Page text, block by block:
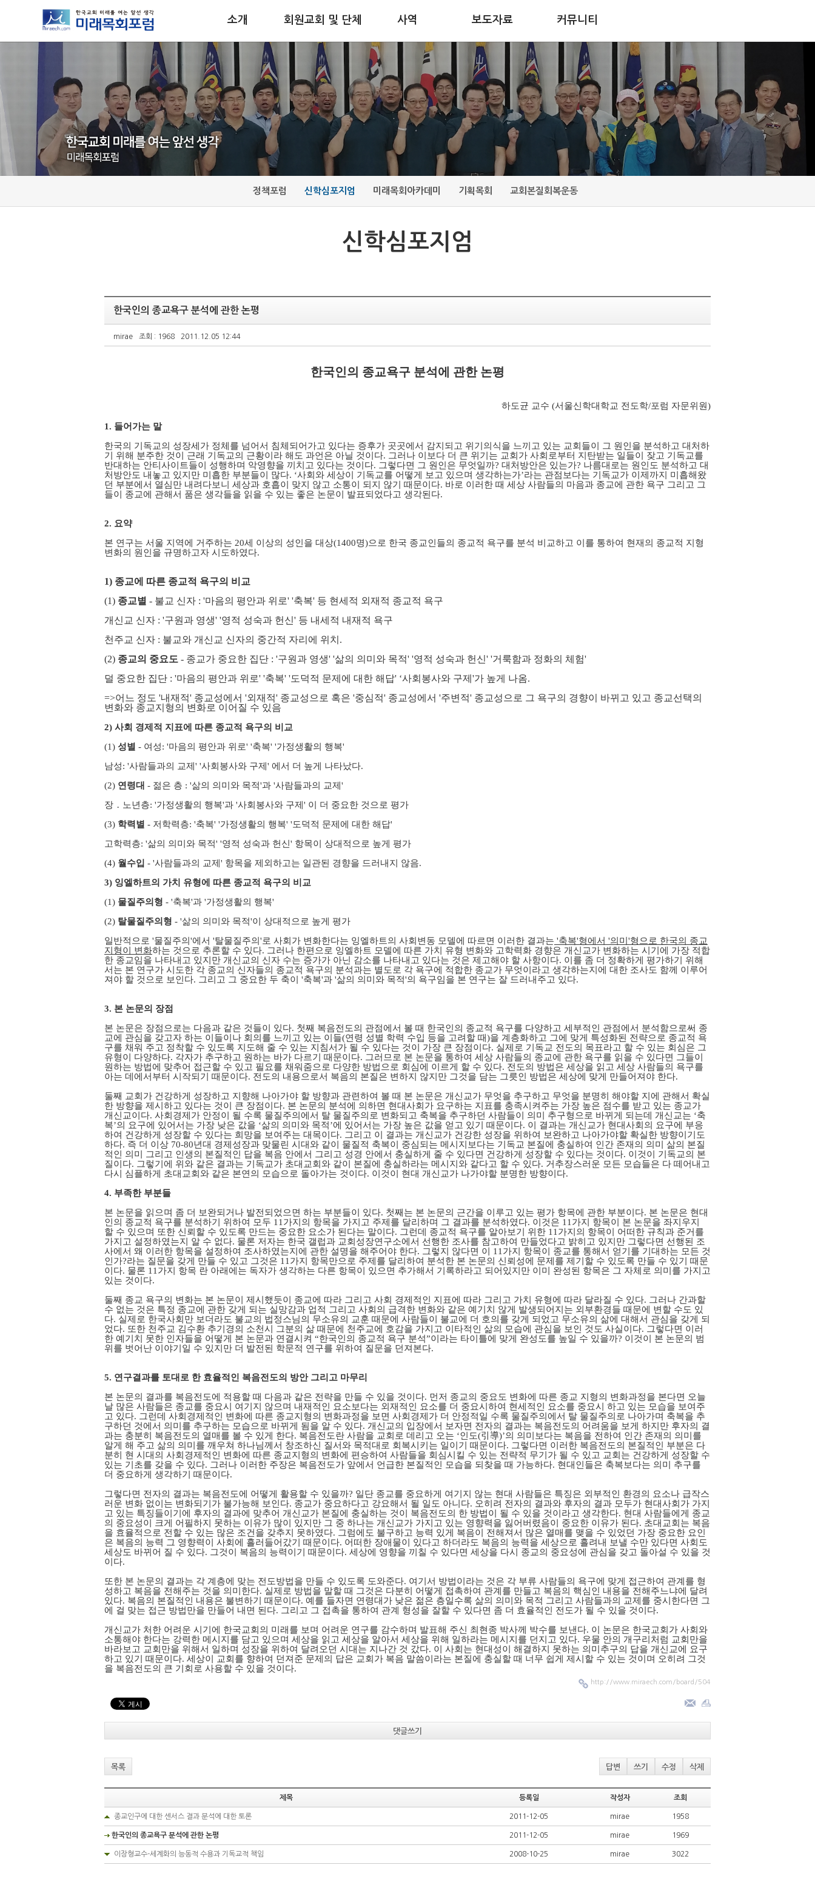
소개 회원교회 및 단체 사역 보도자료 커뮤니티
정책포럼 신학심포지엄 미래목회아카데미 기획목회 교회본질회복운동
신학심포지엄
한국인의 종교욕구 분석에 관한 논평
mirae 조회 : 1968 2011.12.05 12:44
한국인의 종교욕구 분석에 관한 논평
하도균 교수 (서울신학대학교 전도학/포럼 자문위원)
1. 들어가는 말
한국의 기독교의 성장세가 정체를 넘어서 침체되어가고 있다는 증후가 곳곳에서 감지되고 위기의식을 느끼고 있는 교회들이 그 원인을 분석하고 대처하
기 위해 분주한 것이 근래 기독교의 근황이라 해도 과언은 아닐 것이다. 그러나 이보다 더 큰 위기는 교회가 사회로부터 지탄받는 일들이 잦고 기독교를
반대하는 안티사이트들이 성행하며 악영향을 끼치고 있다는 것이다. 그렇다면 그 원인은 무엇일까? 대처방안은 있는가? 나름대로는 원인도 분석하고 대
처방안도 내놓고 있지만 미흡한 부분들이 많다. ‘사회와 세상이 기독교를 어떻게 보고 있으며 생각하는가’라는 관점보다는 기독교가 이제까지 미흡해왔
던 부분에서 열심만 내려다보니 세상과 호흡이 맞지 않고 소통이 되지 않기 때문이다. 바로 이러한 때 세상 사람들의 마음과 종교에 관한 욕구 그리고 그
들이 종교에 관해서 품은 생각들을 읽을 수 있는 좋은 논문이 발표되었다고 생각된다.
2. 요약
본 연구는 서울 지역에 거주하는 20세 이상의 성인을 대상(1400명)으로 한국 종교인들의 종교적 욕구를 분석 비교하고 이를 통하여 현재의 종교적 지형
변화의 원인을 규명하고자 시도하였다.
1) 종교에 따른 종교적 욕구의 비교
(1) 종교별 - 불교 신자 : '마음의 평안과 위로' '축복' 등 현세적 외재적 종교적 욕구
개신교 신자 : '구원과 영생' '영적 성숙과 헌신' 등 내세적 내재적 욕구
천주교 신자 : 불교와 개신교 신자의 중간적 자리에 위치.
(2) 종교의 중요도 - 종교가 중요한 집단 : '구원과 영생' '삶의 의미와 목적' '영적 성숙과 헌신' '거룩함과 정화의 체험'
덜 중요한 집단 : '마음의 평안과 위로' '축복' '도덕적 문제에 대한 해답' ‘사회봉사와 구제'가 높게 나옴.
=>어느 정도 '내재적' 종교성에서 '외재적' 종교성으로 혹은 '중심적' 종교성에서 '주변적' 종교성으로 그 욕구의 경향이 바뀌고 있고 종교선택의
변화와 종교지형의 변화로 이어질 수 있음
2) 사회 경제적 지표에 따른 종교적 욕구의 비교
(1) 성별 - 여성: '마음의 평안과 위로' '축복' '가정생활의 행복'
남성: '사람들과의 교제' '사회봉사와 구제' 에서 더 높게 나타났다.
(2) 연령대 - 젊은 층 : '삶의 의미와 목적'과 '사람들과의 교제'
장 ․ 노년층: '가정생활의 행복'과 '사회봉사와 구제' 이 더 중요한 것으로 평가
(3) 학력별 - 저학력층: '축복' '가정생활의 행복' '도덕적 문제에 대한 해답'
고학력층: '삶의 의미와 목적' '영적 성숙과 헌신' 항목이 상대적으로 높게 평가
(4) 월수입 - '사람들과의 교제' 항목을 제외하고는 일관된 경향을 드러내지 않음.
3) 잉엘하트의 가치 유형에 따른 종교적 욕구의 비교
(1) 물질주의형 - '축복'과 '가정생활의 행복'
(2) 탈물질주의형 - '삶의 의미와 목적'이 상대적으로 높게 평가
일반적으로 '물질주의'에서 '탈물질주의'로 사회가 변화한다는 잉엘하트의 사회변동 모델에 따르면 이러한 결과는 '축복'형에서 '의미'형으로 한국의 종교
지형이 변화하는 것으로 추론할 수 있다. 그러나 한편으로 잉엘하트 모델에 따른 가치 유형 변화와 고학력화 경향은 개신교가 변화하는 시기에 가장 적합
한 종교임을 나타내고 있지만 개신교의 신자 수는 증가가 아닌 감소를 나타내고 있다는 것은 제고해야 할 사항이다. 이를 좀 더 정확하게 평가하기 위해
서는 본 연구가 시도한 각 종교의 신자들의 종교적 욕구의 분석과는 별도로 각 욕구에 적합한 종교가 무엇이라고 생각하는지에 대한 조사도 함께 이루어
져야 할 것으로 보인다. 그리고 그 중요한 두 축이 '축복'과 '삶의 의미와 목적'의 욕구임을 본 연구는 잘 드러내주고 있다.
3. 본 논문의 장점
본 논문은 장점으로는 다음과 같은 것들이 있다. 첫째 복음전도의 관점에서 볼 때 한국인의 종교적 욕구를 다양하고 세부적인 관점에서 분석함으로써 종
교에 관심을 갖고자 하는 이들이나 회의를 느끼고 있는 이들(연령 성별 학력 수입 등을 고려할 때)을 계층화하고 그에 맞게 특성화된 전략으로 종교적 욕
구를 채워 주고 정착할 수 있도록 지도해 줄 수 있는 지침서가 될 수 있다는 것이 가장 큰 장점이다. 실제로 기독교 전도의 목표라고 할 수 있는 회심은 그
유형이 다양하다. 각자가 추구하고 원하는 바가 다르기 때문이다. 그러므로 본 논문을 통하여 세상 사람들의 종교에 관한 욕구를 읽을 수 있다면 그들이
원하는 방법에 맞추어 접근할 수 있고 필요를 채워줌으로 다양한 방법으로 회심에 이르게 할 수 있다. 전도의 방법은 세상을 읽고 세상 사람들의 욕구를
아는 데에서부터 시작되기 때문이다. 전도의 내용으로서 복음의 본질은 변하지 않지만 그것을 담는 그릇인 방법은 세상에 맞게 만들어져야 한다.
둘째 교회가 건강하게 성장하고 지향해 나아가야 할 방향과 관련하여 볼 때 본 논문은 개신교가 무엇을 추구하고 무엇을 분명히 해야할 지에 관해서 확실
한 방향을 제시하고 있다는 것이 큰 장점이다. 본 논문의 분석에 의하면 현대사회가 요구하는 지표를 충족시켜주는 가장 높은 점수를 받고 있는 종교가
개신교이다. 사회경제가 안정이 될 수록 물질주의에서 탈 물질주의로 변화되고 축복을 추구하던 사람들이 의미 추구형으로 바뀌게 되는데 개신교는 ‘축
복’의 요구에 있어서는 가장 낮은 값을 ‘삶의 의미와 목적’에 있어서는 가장 높은 값을 얻고 있기 때문이다. 이 결과는 개신교가 현대사회의 요구에 부응
하여 건강하게 성장할 수 있다는 희망을 보여주는 대목이다. 그리고 이 결과는 개신교가 건강한 성장을 위하여 보완하고 나아가야할 확실한 방향이기도
하다. 즉 더 이상 70-80년대 경제성장과 맞물린 시대와 같이 물질적 축복이 중심되는 메시지보다는 기독교 본질에 충실하여 인간 존재의 의미 삶의 본질
적인 의미 그리고 인생의 본질적인 답을 복음 안에서 그리고 성경 안에서 충실하게 줄 수 있다면 건강하게 성장할 수 있다는 것이다. 이것이 기독교의 본
질이다. 그렇기에 위와 같은 결과는 기독교가 초대교회와 같이 본질에 충실하라는 메시지와 같다고 할 수 있다. 거추장스러운 모든 모습들은 다 떼어내고
다시 심플하게 초대교회와 같은 본연의 모습으로 돌아가는 것이다. 이것이 현대 개신교가 나가야할 분명한 방향이다.
4. 부족한 부분들
본 논문을 읽으며 좀 더 보완되거나 발전되었으면 하는 부분들이 있다. 첫째는 본 논문의 근간을 이루고 있는 평가 항목에 관한 부분이다. 본 논문은 현대
인의 종교적 욕구를 분석하기 위하여 모두 11가지의 항목을 가지고 주제를 달리하며 그 결과를 분석하였다. 이것은 11가지 항목이 본 논문을 좌지우지
할 수 있으며 또한 신뢰할 수 있도록 만드는 중요한 요소가 된다는 말이다. 그런데 종교적 욕구를 알아보기 위한 11가지의 항목이 어떠한 규칙과 준거를
가지고 설정하였는지 알 수 없다. 물론 저자는 한국 갤럽과 교회성장연구소에서 선행한 조사를 참고하여 만들었다고 밝히고 있지만 그렇다면 선행된 조
사에서 왜 이러한 항목을 설정하여 조사하였는지에 관한 설명을 해주어야 한다. 그렇지 않다면 이 11가지 항목이 종교를 통해서 얻기를 기대하는 모든 것
인가?라는 질문을 갖게 만들 수 있고 그것은 11가지 항목만으로 주제를 달리하여 분석한 본 논문의 신뢰성에 문제를 제기할 수 있도록 만들 수 있기 때문
이다. 물론 11가지 항목 란 아래에는 독자가 생각하는 다른 항목이 있으면 추가해서 기록하라고 되어있지만 이미 완성된 항목은 그 자체로 의미를 가지고
있는 것이다.
둘째 종교 욕구의 변화는 본 논문이 제시했듯이 종교에 따라 그리고 사회 경제적인 지표에 따라 그리고 가치 유형에 따라 달라질 수 있다. 그러나 간과할
수 없는 것은 특정 종교에 관한 갖게 되는 실망감과 업적 그리고 사회의 급격한 변화와 같은 예기치 않게 발생되어지는 외부환경들 때문에 변할 수도 있
다. 실제로 한국사회만 보더라도 불교의 법정스님의 무소유의 교훈 때문에 사람들이 불교에 더 호의를 갖게 되었고 무소유의 삶에 대해서 관심을 갖게 되
었다. 또한 천주교 김수환 추기경의 소천시 그분의 삶 때문에 천주교에 호감을 가지고 이타적인 삶의 모습에 관심을 보인 것도 사실이다. 그렇다면 이러
한 예기치 못한 인자들을 어떻게 본 논문과 연결시켜 “한국인의 종교적 욕구 분석”이라는 타이틀에 맞게 완성도를 높일 수 있을까? 이것이 본 논문의 범
위를 벗어난 이야기일 수 있지만 더 발전된 학문적 연구를 위하여 질문을 던져본다.
5. 연구결과를 토대로 한 효율적인 복음전도의 방안 그리고 마무리
본 논문의 결과를 복음전도에 적용할 때 다음과 같은 전략을 만들 수 있을 것이다. 먼저 종교의 중요도 변화에 따른 종교 지형의 변화과정을 본다면 오늘
날 많은 사람들은 종교를 중요시 여기지 않으며 내재적인 요소보다는 외재적인 요소를 더 중요시하여 현세적인 요소를 중요시 하고 있는 모습을 보여주
고 있다. 그런데 사회경제적인 변화에 따른 종교지형의 변화과정을 보면 사회경제가 더 안정적일 수록 물질주의에서 탈 물질주의로 나아가며 축복을 추
구하던 것에서 의미를 추구하는 모습으로 바뀌게 됨을 알 수 있다. 개신교의 입장에서 보자면 전자의 결과는 복음전도의 어려움을 보게 하지만 후자의 결
과는 충분히 복음전도의 열매를 볼 수 있게 한다. 복음전도란 사람을 교회로 데리고 오는 ‘인도(引導)’의 의미보다는 복음을 전하여 인간 존재의 의미를
알게 해 주고 삶의 의미를 깨우쳐 하나님께서 창조하신 질서와 목적대로 회복시키는 일이기 때문이다. 그렇다면 이러한 복음전도의 본질적인 부분은 다
분히 현 시대의 사회경제적인 변화에 따른 종교지형의 변화에 편승하여 사람들을 회심시킬 수 있는 전략적 무기가 될 수 있고 교회는 건강하게 성장할 수
있는 기초를 갖을 수 있다. 그러나 이러한 주장은 복음전도가 앞에서 언급한 본질적인 모습을 되찾을 때 가능하다. 현대인들은 축복보다는 의미 추구를
더 중요하게 생각하기 때문이다.
그렇다면 전자의 결과는 복음전도에 어떻게 활용할 수 있을까? 일단 종교를 중요하게 여기지 않는 현대 사람들은 특징은 외부적인 환경의 요소나 급작스
러운 변화 없이는 변화되기가 불가능해 보인다. 종교가 중요하다고 강요해서 될 일도 아니다. 오히려 전자의 결과와 후자의 결과 모두가 현대사회가 가지
고 있는 특징들이기에 후자의 결과에 맞추어 개신교가 본질에 충실하는 것이 복음전도의 한 방법이 될 수 있을 것이라고 생각한다. 현대 사람들에게 종교
의 중요성이 크게 어필하지 못하는 이유가 많이 있지만 그 중 하나는 개신교가 가지고 있는 영향력을 잃어버렸음이 중요한 이유가 된다. 초대교회는 복음
을 효율적으로 전할 수 있는 많은 조건을 갖추지 못하였다. 그럼에도 불구하고 능력 있게 복음이 전해져서 많은 열매를 맺을 수 있었던 가장 중요한 요인
은 복음의 능력 그 영향력이 사회에 흘러들어갔기 때문이다. 어떠한 장애물이 있다고 하더라도 복음의 능력을 세상으로 흘려내 보낼 수만 있다면 사회도
세상도 바뀌어 질 수 있다. 그것이 복음의 능력이기 때문이다. 세상에 영향을 끼칠 수 있다면 세상을 다시 종교의 중요성에 관심을 갖고 돌아설 수 있을 것
이다.
또한 본 논문의 결과는 각 계층에 맞는 전도방법을 만들 수 있도록 도와준다. 여기서 방법이라는 것은 각 부류 사람들의 욕구에 맞게 접근하여 관계를 형
성하고 복음을 전해주는 것을 의미한다. 실제로 방법을 말할 때 그것은 다분히 어떻게 접촉하여 관계를 만들고 복음의 핵심인 내용을 전해주느냐에 달려
있다. 복음의 본질적인 내용은 불변하기 때문이다. 예를 들자면 연령대가 낮은 젊은 층일수록 삶의 의미와 목적 그리고 사람들과의 교제를 중시한다면 그
에 걸 맞는 접근 방법만을 만들어 내면 된다. 그리고 그 접촉을 통하여 관계 형성을 잘할 수 있다면 좀 더 효율적인 전도가 될 수 있을 것이다.
개신교가 처한 어려운 시기에 한국교회의 미래를 보며 어려운 연구를 감수하며 발표해 주신 최현종 박사께 박수를 보낸다. 이 논문은 한국교회가 사회와
소통해야 한다는 강력한 메시지를 담고 있으며 세상을 읽고 세상을 알아서 세상을 위해 일하라는 메시지를 던지고 있다. 우물 안의 개구리처럼 교회만을
바라보고 교회만을 위해서 일하며 성장을 위하여 달려오던 시대는 지나간 것 갔다. 이 사회는 현대성이 해결하지 못하는 의미추구의 답을 개신교에 요구
하고 있기 때문이다. 세상이 교회를 향하여 던져준 문제의 답은 교회가 복음 말씀이라는 본질에 충실할 때 너무 쉽게 제시할 수 있는 것이며 오히려 그것
을 복음전도의 큰 기회로 사용할 수 있을 것이다.
http://www.miraech.com/board/504
댓글쓰기
목록 답변 쓰기 수정 삭제
제목 등록일 작성자 조회
종교인구에 대한 센서스 결과 분석에 대한 토론 2011-12-05 mirae 1958
한국인의 종교욕구 분석에 관한 논평 2011-12-05 mirae 1969
이장형교수-세계화의 능동적 수용과 기독교적 책임 2008-10-25 mirae 3022